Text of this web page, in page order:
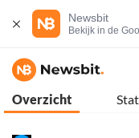
Newsbit
Bekijk in de
Overzicht